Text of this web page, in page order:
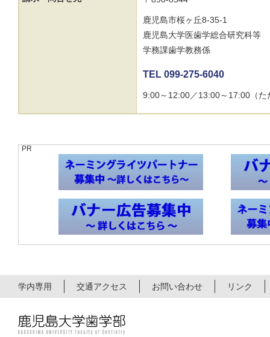
鹿児島市桜ヶ丘8-35-1
鹿児島大学医歯学総合研究科等
学務課歯学教務係
TEL 099-275-6040
9:00～12:00／13:00～17:00（
PR
学内専用 交通アクセス お問い合わせ リンク